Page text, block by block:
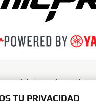
suministra
alto rendimiento a
TU PRIVACIDAD